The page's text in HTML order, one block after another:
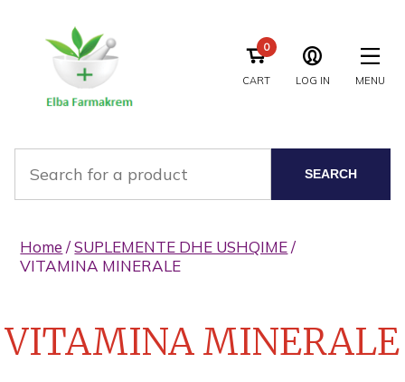
CART
0
LOG IN MENU
SEARCH
Home /SUPLEMENTE DHE USHQIME/
VITAMINA MINERALE
VITAMINA MINERALE